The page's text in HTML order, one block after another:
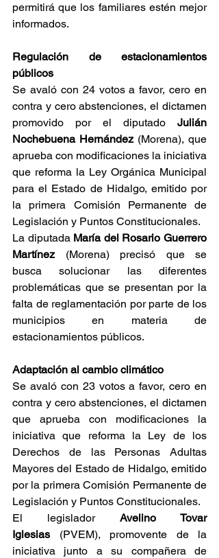
permitirá que los familiares estén mejor
informados.
Regulación de estacionamientos
públicos
Se avaló con 24 votos a favor, cero en
contra y cero abstenciones, el dictamen
promovido por el diputado Julián
Nochebuena Hernández (Morena), que
aprueba con modificaciones la iniciativa
que reforma la Ley Orgánica Municipal
para el Estado de Hidalgo, emitido por
la primera Comisión Permanente de
Legislación y Puntos Constitucionales.
La diputada María del Rosario Guerrero
Martínez (Morena) precisó que se
busca solucionar las diferentes
problemáticas que se presentan por la
falta de reglamentación por parte de los
municipios en materia de
estacionamientos públicos.
Adaptación al cambio climático
Se avaló con 23 votos a favor, cero en
contra y cero abstenciones, el dictamen
que aprueba con modificaciones la
iniciativa que reforma la Ley de los
Derechos de las Personas Adultas
Mayores del Estado de Hidalgo, emitido
por la primera Comisión Permanente de
Legislación y Puntos Constitucionales.
El legislador Avelino Tovar
Iglesias (PVEM), promovente de la
iniciativa junto a su compañera de